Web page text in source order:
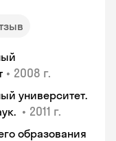
• 2008 г.
университет.
• 2011 г.
образования